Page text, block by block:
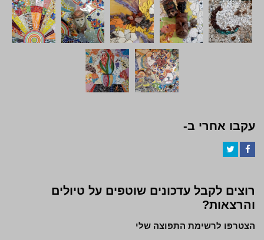
עקבו אחרי ב-
רוצים לקבל עדכונים שוטפים על טיולים
והרצאות?
הצטרפו לרשימת התפוצה שלי